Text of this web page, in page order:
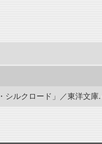
シルクロード」／東洋文